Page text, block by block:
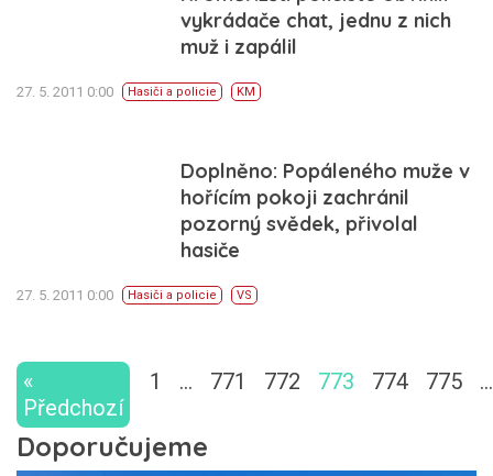
vykrádače chat, jednu z nich
muž i zapálil
27. 5. 2011 0:00 Hasiči a policie KM
Doplněno: Popáleného muže v
hořícím pokoji zachránil
pozorný svědek, přivolal
hasiče
27. 5. 2011 0:00 Hasiči a policie VS
«
Předchozí
1 … 771 772 773 774 775 …